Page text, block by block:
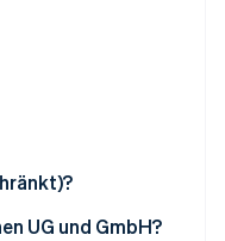
UG und GmbH?